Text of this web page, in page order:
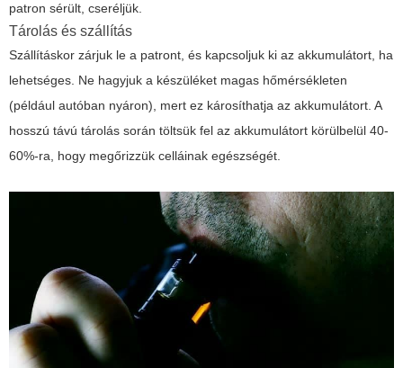
patron sérült, cseréljük.
Tárolás és szállítás
Szállításkor zárjuk le a patront, és kapcsoljuk ki az akkumulátort, ha
lehetséges. Ne hagyjuk a készüléket magas hőmérsékleten
(például autóban nyáron), mert ez károsíthatja az akkumulátort. A
hosszú távú tárolás során töltsük fel az akkumulátort körülbelül 40-
60%-ra, hogy megőrizzük celláinak egészségét.